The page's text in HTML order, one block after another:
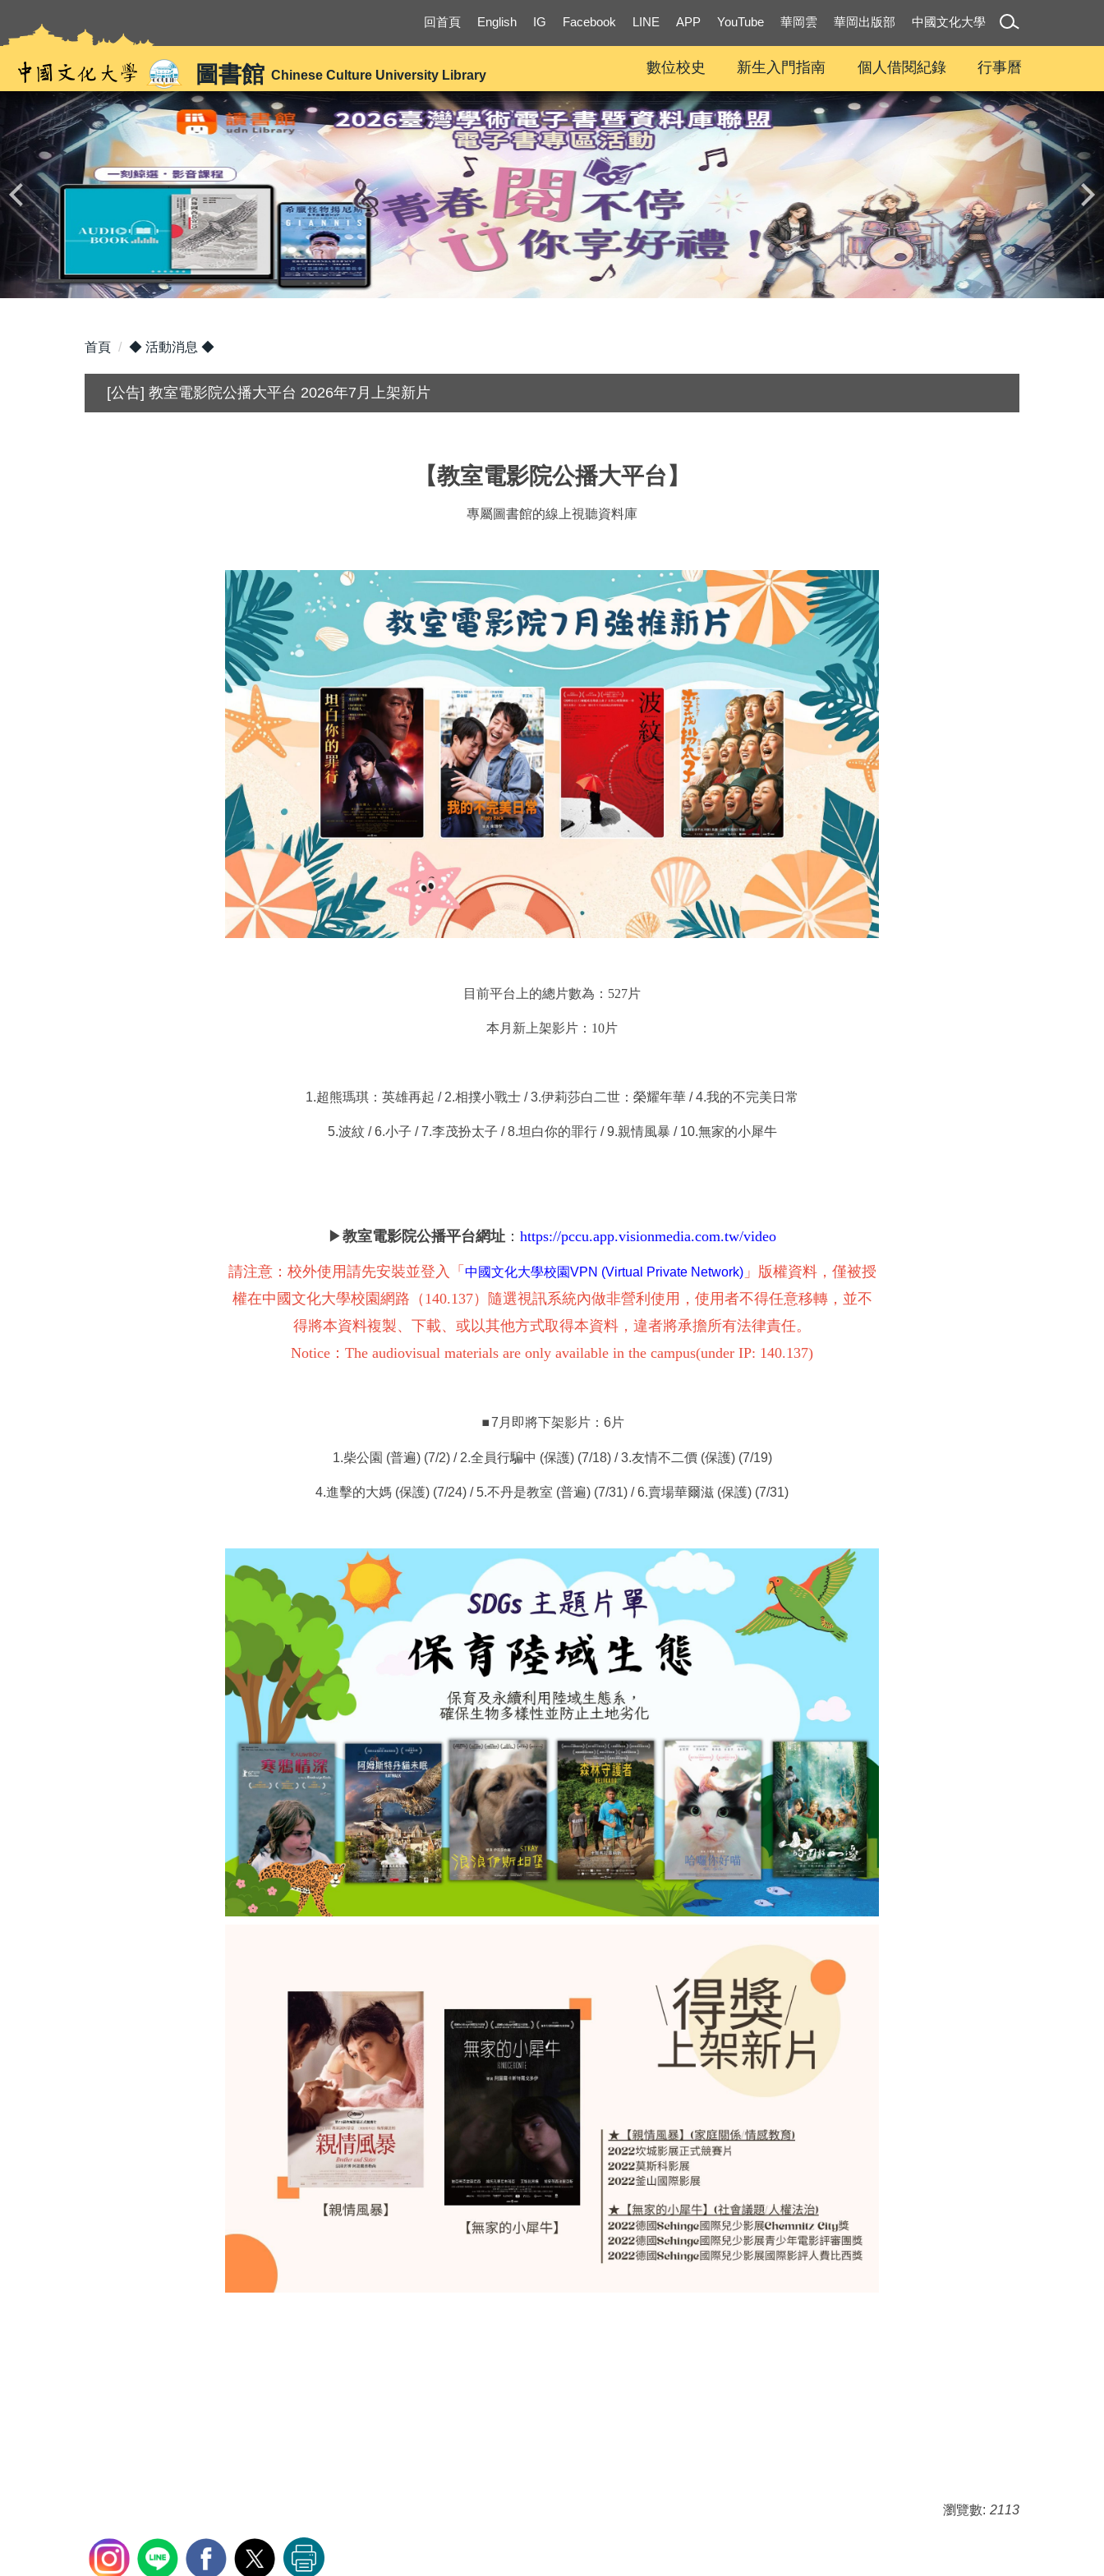
要
內
區
圖書館 Chinese Culture University Library
回首頁 English IG Facebook LINE APP YouTube 華岡雲 華岡出版部 中國文化大學
數位校史 新生入門指南 個人借閱紀錄 行事曆
首頁 ◆ 活動消息 ◆
[公告] 教室電影院公播大平台 2026年7月上架新片
【教室電影院公播大平台】
專屬圖書館的線上視聽資料庫
目前平台上的總片數為：527片
本月新上架影片：10片
1.超熊瑪琪：英雄再起 / 2.相撲小戰士 / 3.伊莉莎白二世：榮耀年華 / 4.我的不完美日常
5.波紋 / 6.小子 / 7.李茂扮太子 / 8.坦白你的罪行 / 9.親情風暴 / 10.無家的小犀牛
▶教室電影院公播平台網址 ： https://pccu.app.visionmedia.com.tw/video
請注意：校外使用請先安裝並登入「 中國文化大學校園VPN (Virtual Private Network)」版權資料，僅被授
權在中國文化大學校園網路（140.137）隨選視訊系統內做非營利使用，使用者不得任意移轉，並不
得將本資料複製、下載、或以其他方式取得本資料，違者將承擔所有法律責任。
Notice：The audiovisual materials are only available in the campus(under IP: 140.137)
⏹︎ 7月即將下架影片：6片
1.柴公園 (普遍) (7/2) / 2.全員行騙中 (保護) (7/18) / 3.友情不二價 (保護) (7/19)
4.進擊的大媽 (保護) (7/24) / 5.不丹是教室 (普遍) (7/31) / 6.賣場華爾滋 (保護) (7/31)
瀏覽數: 2113